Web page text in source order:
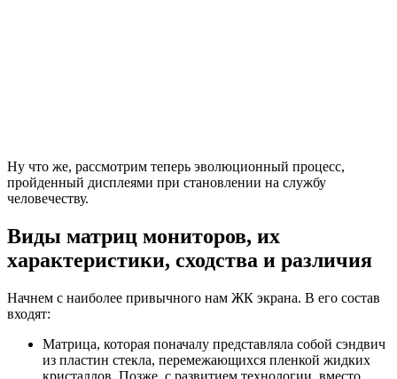
Ну что же, рассмотрим теперь эволюционный процесс,
пройденный дисплеями при становлении на службу
человечеству.
Виды матриц мониторов, их
характеристики, сходства и различия
Начнем с наиболее привычного нам ЖК экрана. В его состав
входят:
Матрица, которая поначалу представляла собой сэндвич
из пластин стекла, перемежающихся пленкой жидких
кристаллов. Позже, с развитием технологии, вместо